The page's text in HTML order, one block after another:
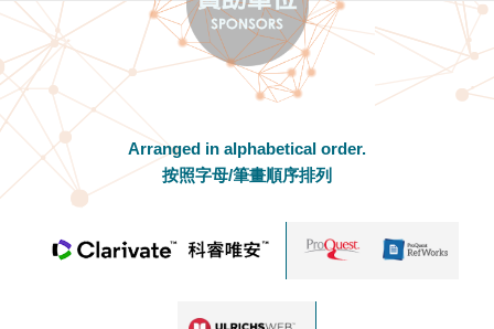
Arranged in alphabetical order.
按照字母/筆畫順序排列